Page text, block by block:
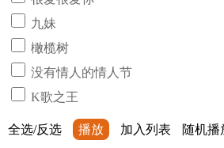
九妹
橄榄树
没有情人的情人节
K歌之王
全选/反选 播放 加入列表 随机播